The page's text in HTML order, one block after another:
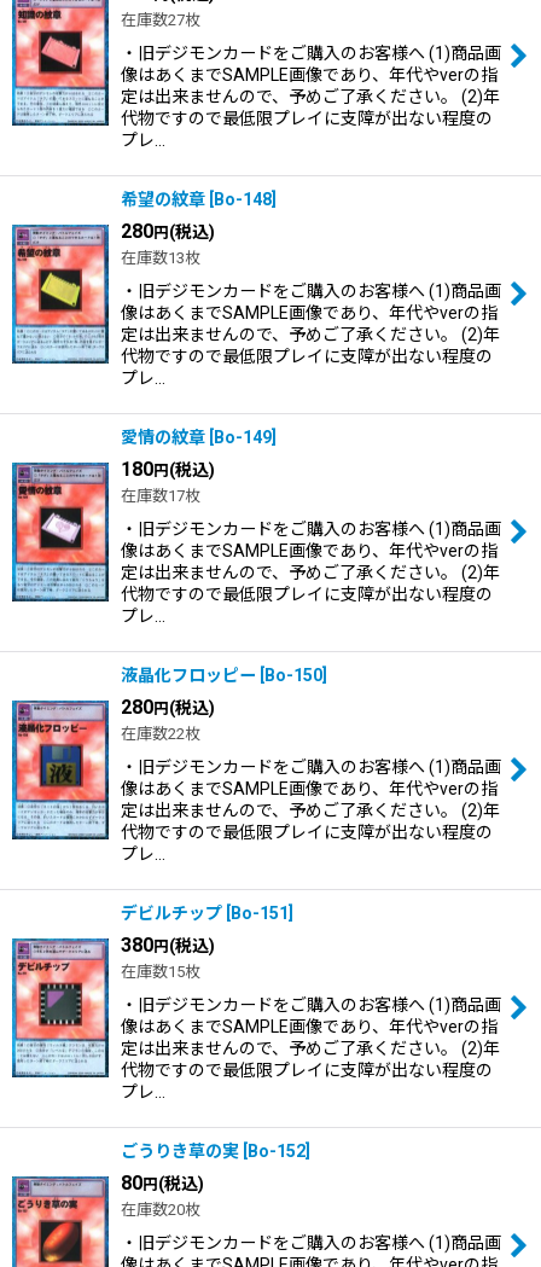
在庫数27枚
・旧デジモンカードをご購入のお客様へ (1)商品画
像はあくまでSAMPLE画像であり、年代やverの指
定は出来ませんので、予めご了承ください。 (2)年
代物ですので最低限プレイに支障が出ない程度の
プレ…
希望の紋章 Bo-148
280円(税込)
在庫数13枚
・旧デジモンカードをご購入のお客様へ (1)商品画
像はあくまでSAMPLE画像であり、年代やverの指
定は出来ませんので、予めご了承ください。 (2)年
代物ですので最低限プレイに支障が出ない程度の
プレ…
愛情の紋章 Bo-149
180円(税込)
在庫数17枚
・旧デジモンカードをご購入のお客様へ (1)商品画
像はあくまでSAMPLE画像であり、年代やverの指
定は出来ませんので、予めご了承ください。 (2)年
代物ですので最低限プレイに支障が出ない程度の
プレ…
液晶化フロッピー Bo-150
280円(税込)
在庫数22枚
・旧デジモンカードをご購入のお客様へ (1)商品画
像はあくまでSAMPLE画像であり、年代やverの指
定は出来ませんので、予めご了承ください。 (2)年
代物ですので最低限プレイに支障が出ない程度の
プレ…
デビルチップ Bo-151
380円(税込)
在庫数15枚
・旧デジモンカードをご購入のお客様へ (1)商品画
像はあくまでSAMPLE画像であり、年代やverの指
定は出来ませんので、予めご了承ください。 (2)年
代物ですので最低限プレイに支障が出ない程度の
プレ…
ごうりき草の実 Bo-152
80円(税込)
在庫数20枚
・旧デジモンカードをご購入のお客様へ (1)商品画